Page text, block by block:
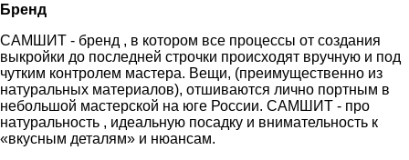
Бренд
САМШИТ - бренд , в котором все процессы от создания
выкройки до последней строчки происходят вручную и под
чутким контролем мастера. Вещи, (преимущественно из
натуральных материалов), отшиваются лично портным в
небольшой мастерской на юге России. САМШИТ - про
натуральность , идеальную посадку и внимательность к
«вкусным деталям» и нюансам.